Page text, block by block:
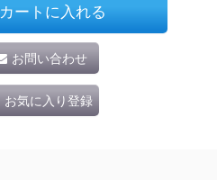
カートに入れる
お問い合わせ
お気に入り登録